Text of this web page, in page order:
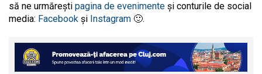
să ne urmărești pagina de evenimente și conturile de social
media: Facebook și Instagram 🙂.